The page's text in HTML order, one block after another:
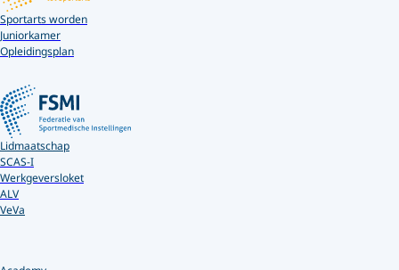
Sportarts worden
Juniorkamer
Opleidingsplan
Lidmaatschap
SCAS-I
Werkgeversloket
ALV
VeVa